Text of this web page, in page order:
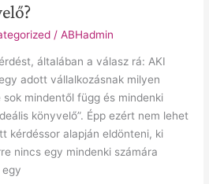
/ABHadmin
általában a válasz rá: AKI
adott vállalkozásnak milyen
mindentől függ és mindenki
könyvelő”. Épp ezért nem lehet
kérdéssor alapján eldönteni, ki
nincs egy mindenki számára